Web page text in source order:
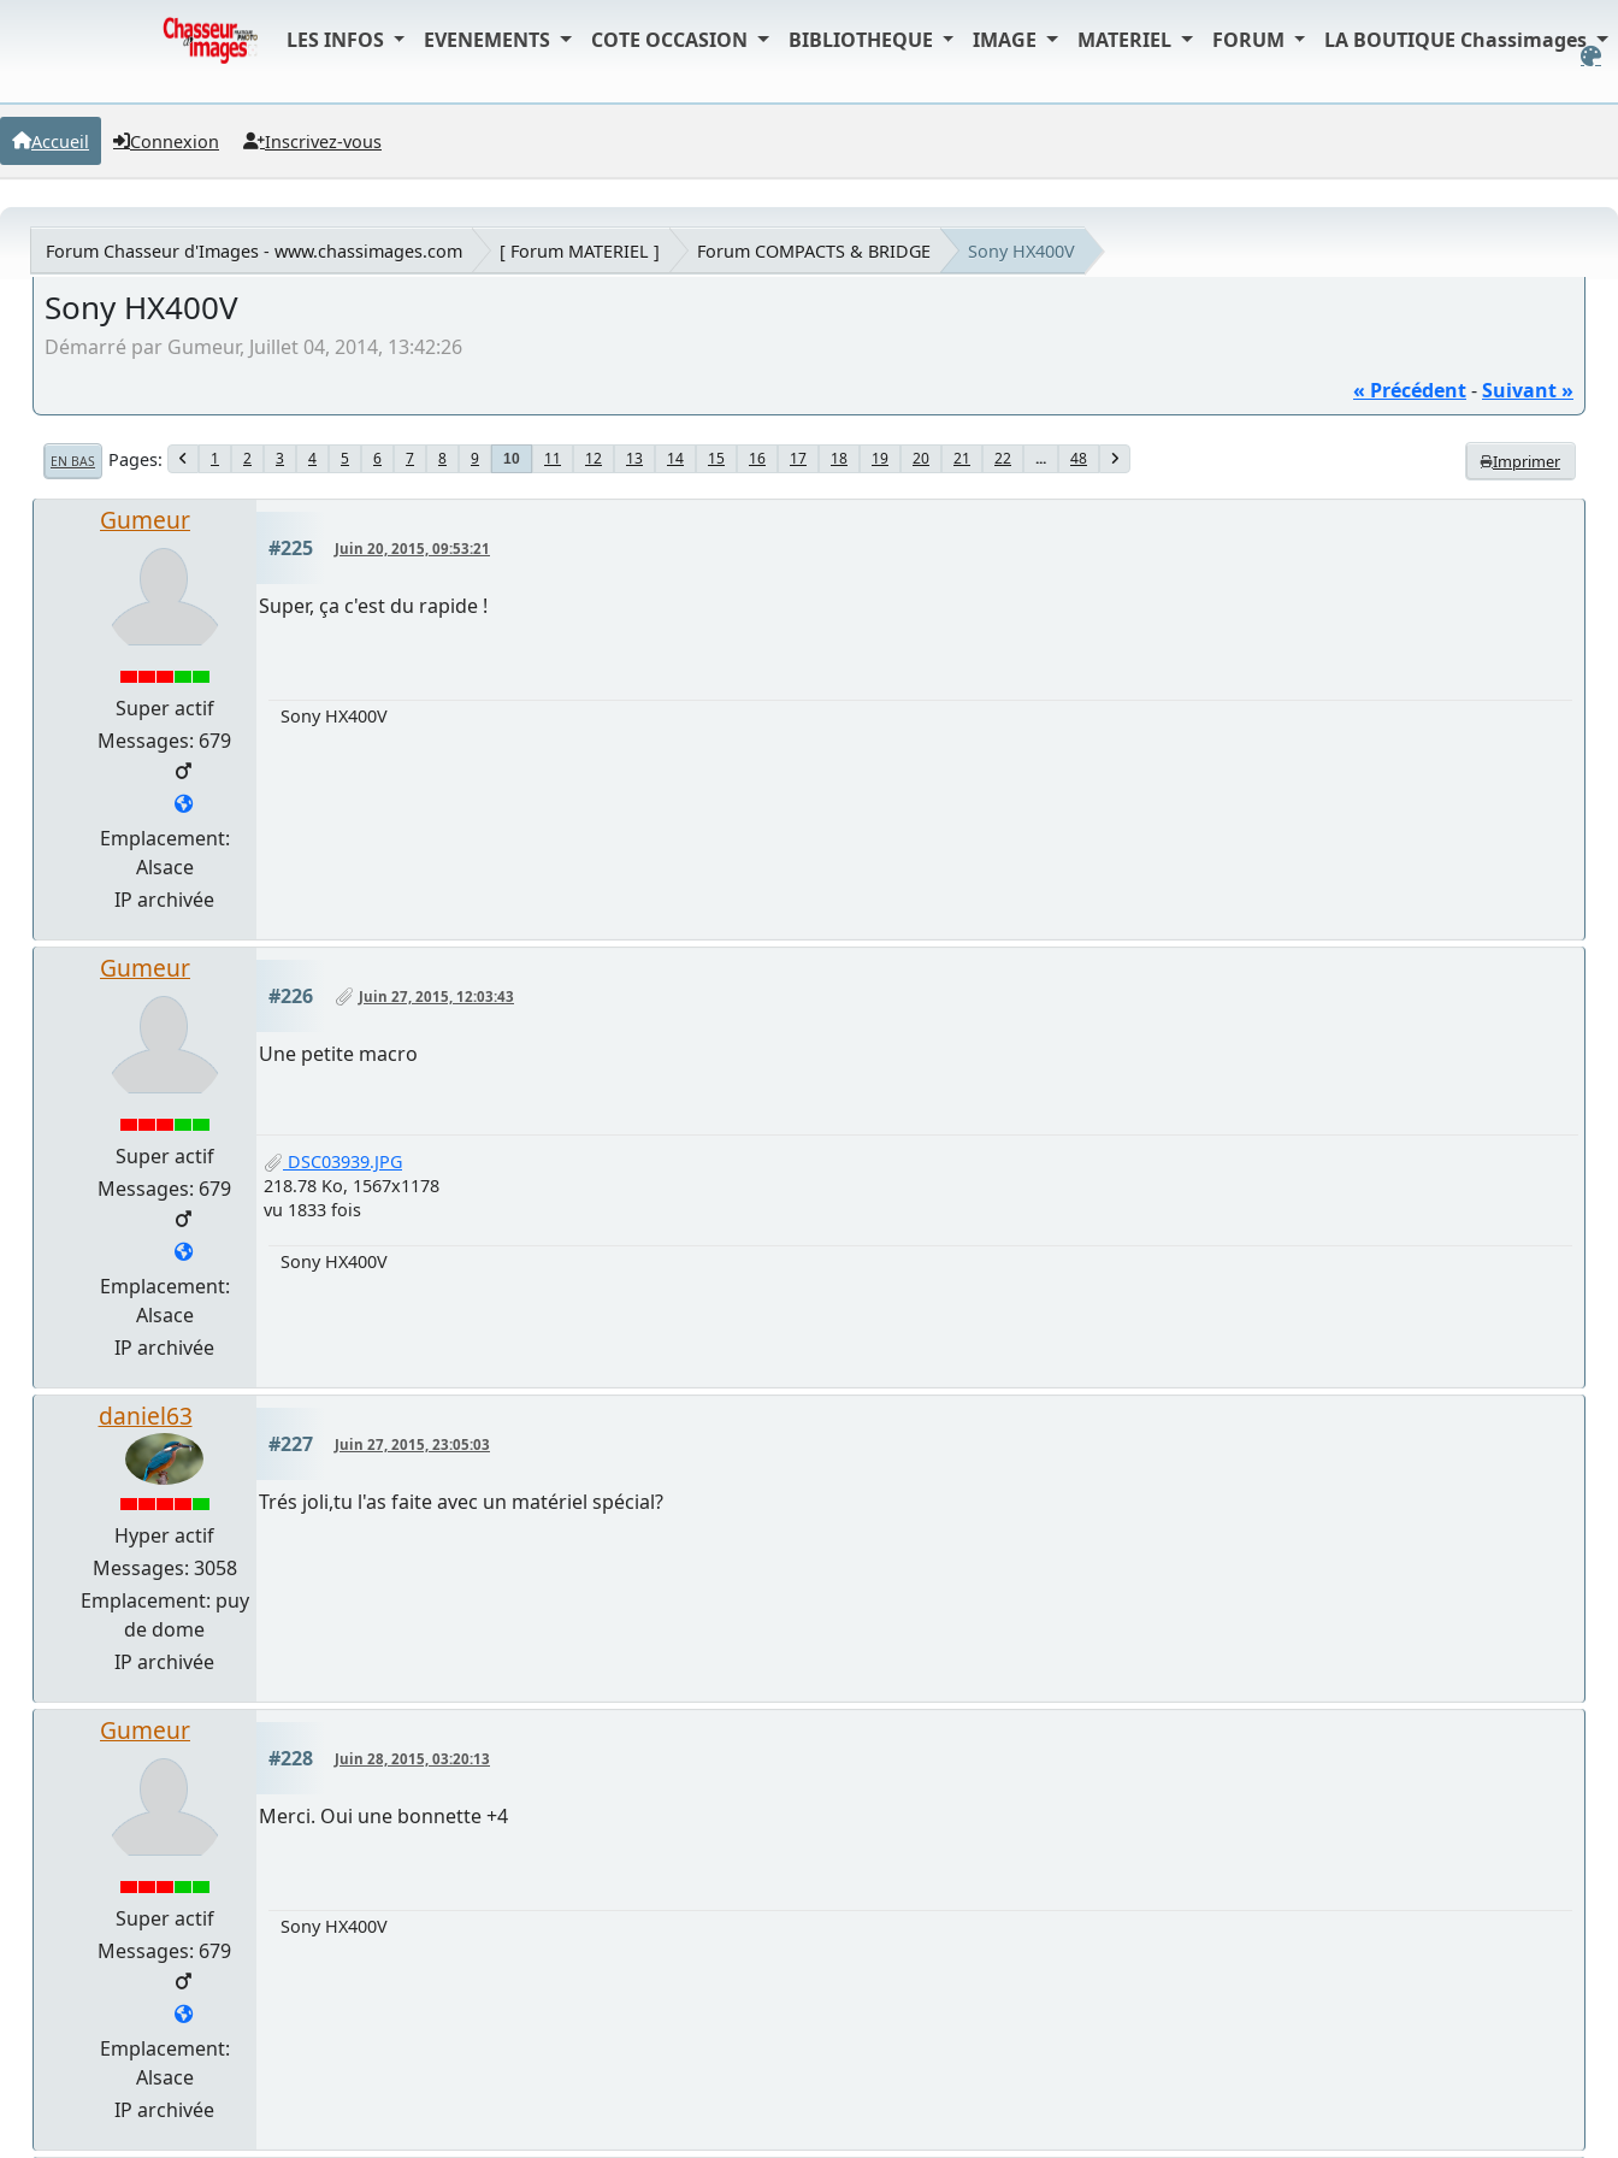
LES INFOS EVENEMENTS COTE OCCASION BIBLIOTHEQUE IMAGE MATERIEL FORUM LA BOUTIQUE Chassimages
Accueil Connexion Inscrivez-vous
Forum Chasseur d'Images - www.chassimages.com [ Forum MATERIEL ] Forum COMPACTS & BRIDGE Sony HX400V
Sony HX400V
Démarré par Gumeur, Juillet 04, 2014, 13:42:26
« Précédent-Suivant »
Imprimer
EN BAS Pages 1 2 3 4 5 6 7 8 9 10 11 12 13 14 15 16 17 18 19 20 21 22 ... 48
Gumeur
Super actif
Messages: 679
Emplacement:
Alsace
IP archivée
#225 Juin 20, 2015, 09:53:21
Super, ça c'est du rapide !
Sony HX400V
Gumeur
Super actif
Messages: 679
Emplacement:
Alsace
IP archivée
#226 Juin 27, 2015, 12:03:43
Une petite macro
DSC03939.JPG
218.78 Ko, 1567x1178
vu 1833 fois
Sony HX400V
daniel63
Hyper actif
Messages: 3058
Emplacement: puy
de dome
IP archivée
#227 Juin 27, 2015, 23:05:03
Trés joli,tu l'as faite avec un matériel spécial?
Gumeur
Super actif
Messages: 679
Emplacement:
Alsace
IP archivée
#228 Juin 28, 2015, 03:20:13
Merci. Oui une bonnette +4
Sony HX400V